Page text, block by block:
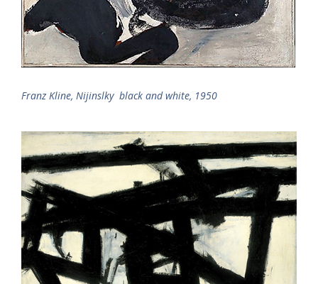
Franz Kline, Nijinslky black and white, 1950